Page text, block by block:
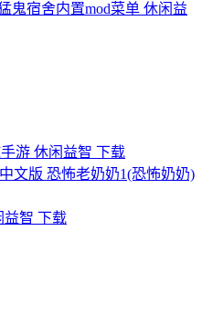
鬼宿舍内置mod菜单 休闲益
游 休闲益智 下载
恐怖老奶奶1(恐怖奶奶)
益智 下载